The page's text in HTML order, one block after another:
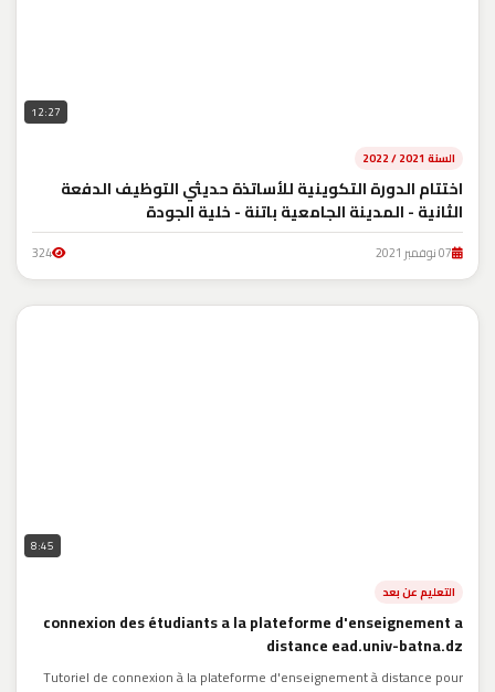
12:27
السنة 2021 / 2022
اختتام الدورة التكوينية للأساتذة حديثي التوظيف الدفعة
الثانية - المدينة الجامعية باتنة - خلية الجودة
07 نوفمبر 2021 324
8:45
التعليم عن بعد
connexion des étudiants a la plateforme d'enseignement a
distance ead.univ-batna.dz
Tutoriel de connexion à la plateforme d'enseignement à distance pour